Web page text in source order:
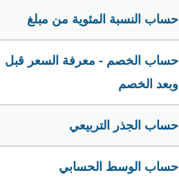
حساب النسبة المئوية من مبلغ
حساب الخصم - معرفة السعر قبل
وبعد الخصم
حساب الجذر التربيعي
حساب الوسط الحسابي